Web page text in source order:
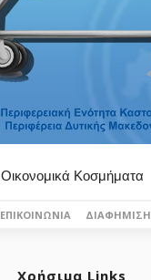
Οικονομικά Κοσμήματα
ΕΠΙΚΟΙΝΩΝΊΑ ΔΙΑΦΉΜΙΣΗ
Χρήσιμα Links